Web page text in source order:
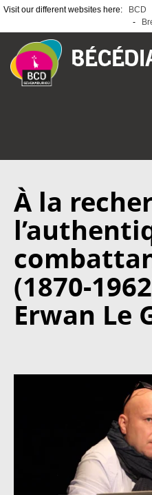
Visit our different websites here: BCD
-
main
content
À la
(1870-
Erwan Le